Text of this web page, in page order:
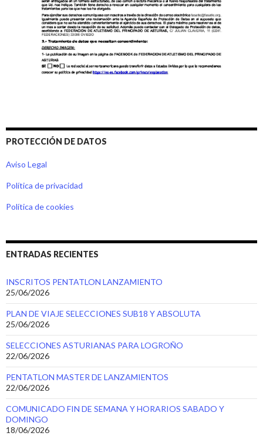
PROTECCIÓN DE DATOS
Aviso Legal
Política de privacidad
Política de cookies
ENTRADAS RECIENTES
INSCRITOS PENTATLON LANZAMIENTO
25/06/2026
PLAN DE VIAJE SELECCIONES SUB18 Y ABSOLUTA
25/06/2026
SELECCIONES ASTURIANAS PARA LOGROÑO
22/06/2026
PENTATLON MASTER DE LANZAMIENTOS
22/06/2026
COMUNICADO FIN DE SEMANA Y HORARIOS SABADO Y
DOMINGO
18/06/2026